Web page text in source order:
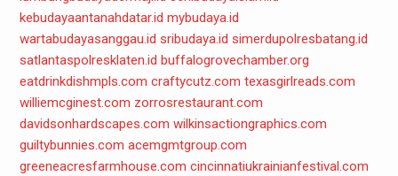
kebudayaantanahdatar.id mybudaya.id
wartabudayasanggau.id sribudaya.id simerdupolresbatang.id
satlantaspolresklaten.id buffalogrovechamber.org
eatdrinkdishmpls.com craftycutz.com texasgirlreads.com
williemcginest.com zorrosrestaurant.com
davidsonhardscapes.com wilkinsactiongraphics.com
guiltybunnies.com acemgmtgroup.com
greeneacresfarmhouse.com cincinnatiukrainianfestival.com